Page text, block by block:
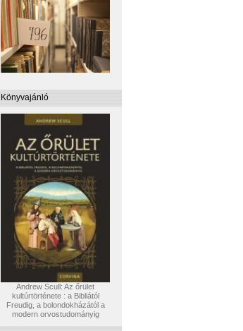
Könyvajánló
Andrew Scull: Az őrület
kultúrtörténete : a Bibliától
Freudig, a bolondokházától a
modern orvostudományig